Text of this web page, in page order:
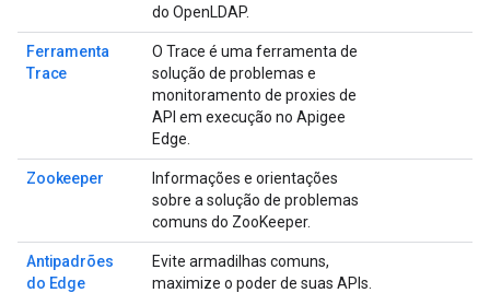
do OpenLDAP.
Ferramenta
Trace
O Trace é uma ferramenta de
solução de problemas e
monitoramento de proxies de
API em execução no Apigee
Edge.
Zookeeper
Informações e orientações
sobre a solução de problemas
comuns do ZooKeeper.
Antipadrões
do Edge
Evite armadilhas comuns,
maximize o poder de suas APIs.